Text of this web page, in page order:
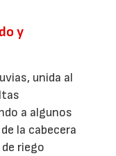
y
unida al
a algunos
la cabecera
riego